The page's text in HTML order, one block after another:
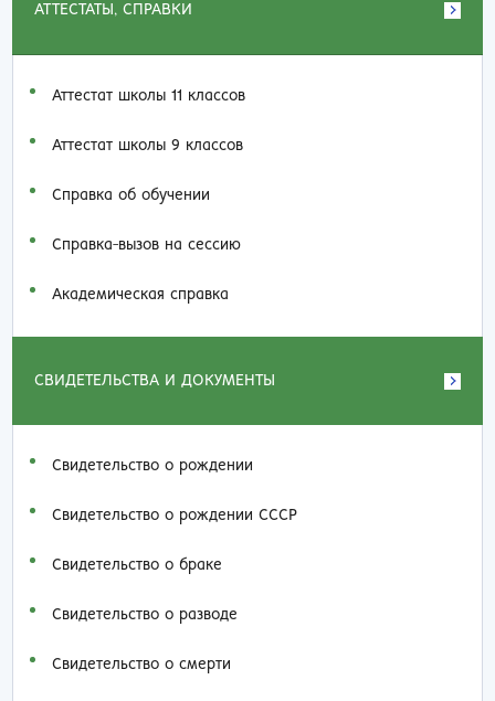
АТТЕСТАТЫ, СПРАВКИ
Аттестат школы 11 классов
Аттестат школы 9 классов
Справка об обучении
Справка-вызов на сессию
Академическая справка
СВИДЕТЕЛЬСТВА И ДОКУМЕНТЫ
Свидетельство о рождении
Свидетельство о рождении СССР
Свидетельство о браке
Свидетельство о разводе
Свидетельство о смерти